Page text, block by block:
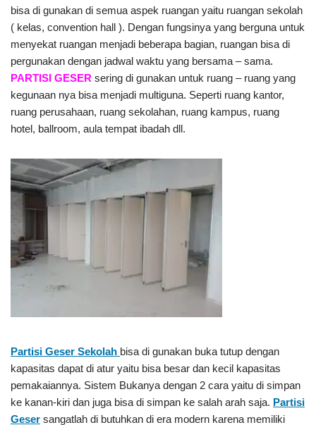
bisa di gunakan di semua aspek ruangan yaitu ruangan sekolah
( kelas, convention hall ). Dengan fungsinya yang berguna untuk
menyekat ruangan menjadi beberapa bagian, ruangan bisa di
pergunakan dengan jadwal waktu yang bersama – sama.
PARTISI GESER sering di gunakan untuk ruang – ruang yang
kegunaan nya bisa menjadi multiguna. Seperti ruang kantor,
ruang perusahaan, ruang sekolahan, ruang kampus, ruang
hotel, ballroom, aula tempat ibadah dll.
Partisi Geser Sekolah bisa di gunakan buka tutup dengan
kapasitas dapat di atur yaitu bisa besar dan kecil kapasitas
pemakaiannya. Sistem Bukanya dengan 2 cara yaitu di simpan
ke kanan-kiri dan juga bisa di simpan ke salah arah saja. Partisi
Geser sangatlah di butuhkan di era modern karena memiliki